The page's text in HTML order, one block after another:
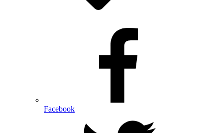
Facebook